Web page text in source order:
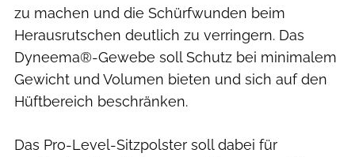
zu machen und die Schürfwunden beim
Herausrutschen deutlich zu verringern. Das
Dyneema®-Gewebe soll Schutz bei minimalem
Gewicht und Volumen bieten und sich auf den
Hüftbereich beschränken.
Das Pro-Level-Sitzpolster soll dabei für